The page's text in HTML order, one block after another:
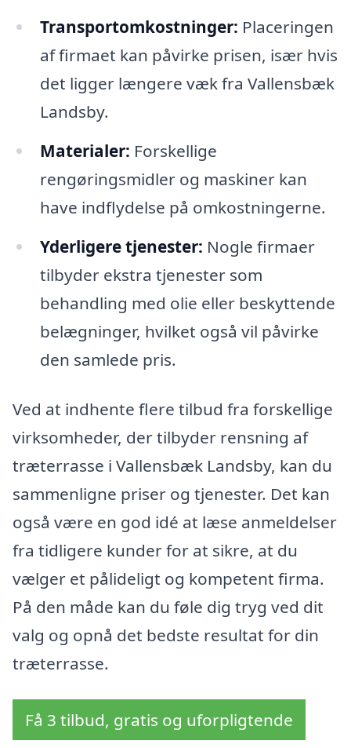
Transportomkostninger: Placeringen
af firmaet kan påvirke prisen, især hvis
det ligger længere væk fra Vallensbæk
Landsby.
Materialer: Forskellige
rengøringsmidler og maskiner kan
have indflydelse på omkostningerne.
Yderligere tjenester: Nogle firmaer
tilbyder ekstra tjenester som
behandling med olie eller beskyttende
belægninger, hvilket også vil påvirke
den samlede pris.
Ved at indhente flere tilbud fra forskellige
virksomheder, der tilbyder rensning af
træterrasse i Vallensbæk Landsby, kan du
sammenligne priser og tjenester. Det kan
også være en god idé at læse anmeldelser
fra tidligere kunder for at sikre, at du
vælger et pålideligt og kompetent firma.
På den måde kan du føle dig tryg ved dit
valg og opnå det bedste resultat for din
træterrasse.
Få 3 tilbud, gratis og uforpligtende